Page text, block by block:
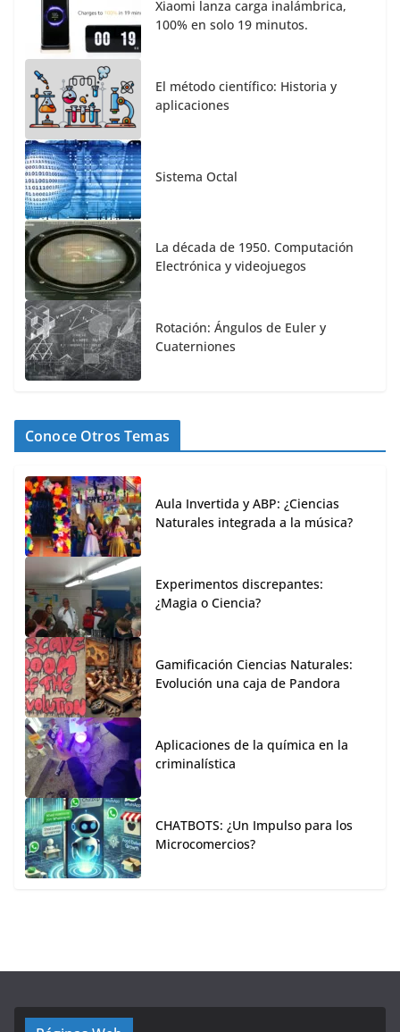
Xiaomi lanza carga inalámbrica,
100% en solo 19 minutos.
El método científico: Historia y
aplicaciones
Sistema Octal
La década de 1950. Computación
Electrónica y videojuegos
Rotación: Ángulos de Euler y
Cuaterniones
Conoce Otros Temas
Aula Invertida y ABP: ¿Ciencias
Naturales integrada a la música?
Experimentos discrepantes:
¿Magia o Ciencia?
Gamificación Ciencias Naturales:
Evolución una caja de Pandora
Aplicaciones de la química en la
criminalística
CHATBOTS: ¿Un Impulso para los
Microcomercios?